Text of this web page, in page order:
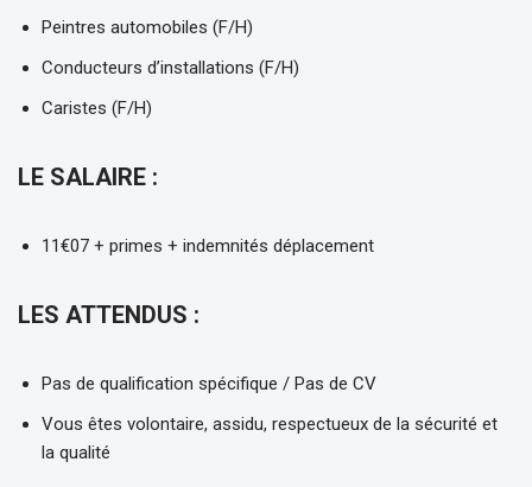
Peintres automobiles (F/H)
Conducteurs d’installations (F/H)
Caristes (F/H)
LE SALAIRE :
11€07 + primes + indemnités déplacement
LES ATTENDUS :
Pas de qualification spécifique / Pas de CV
Vous êtes volontaire, assidu, respectueux de la sécurité et
la qualité